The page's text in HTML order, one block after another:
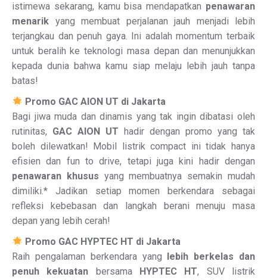
istimewa sekarang, kamu bisa mendapatkan penawaran
menarik yang membuat perjalanan jauh menjadi lebih
terjangkau dan penuh gaya. Ini adalah momentum terbaik
untuk beralih ke teknologi masa depan dan menunjukkan
kepada dunia bahwa kamu siap melaju lebih jauh tanpa
batas!
Promo GAC AION UT di Jakarta
Bagi jiwa muda dan dinamis yang tak ingin dibatasi oleh
rutinitas, GAC AION UT hadir dengan promo yang tak
boleh dilewatkan! Mobil listrik compact ini tidak hanya
efisien dan fun to drive, tetapi juga kini hadir dengan
penawaran khusus yang membuatnya semakin mudah
dimiliki.* Jadikan setiap momen berkendara sebagai
refleksi kebebasan dan langkah berani menuju masa
depan yang lebih cerah!
Promo GAC HYPTEC HT di Jakarta
Raih pengalaman berkendara yang
lebih berkelas dan
penuh kekuatan bersama HYPTEC HT, SUV listrik